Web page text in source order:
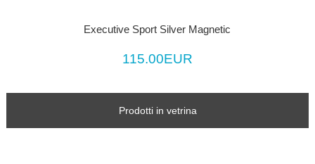
Executive Sport Silver Magnetic
115.00EUR
Prodotti in vetrina